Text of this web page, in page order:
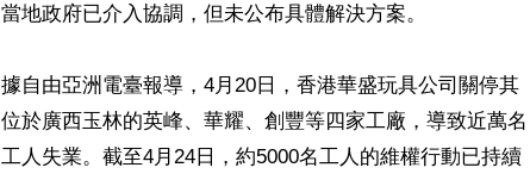
當地政府已介入協調，但未公布具體解決方案。
據自由亞洲電臺報導，4月20日，香港華盛玩具公司關停其
位於廣西玉林的英峰、華耀、創豐等四家工廠，導致近萬名
工人失業。截至4月24日，約5000名工人的維權行動已持續